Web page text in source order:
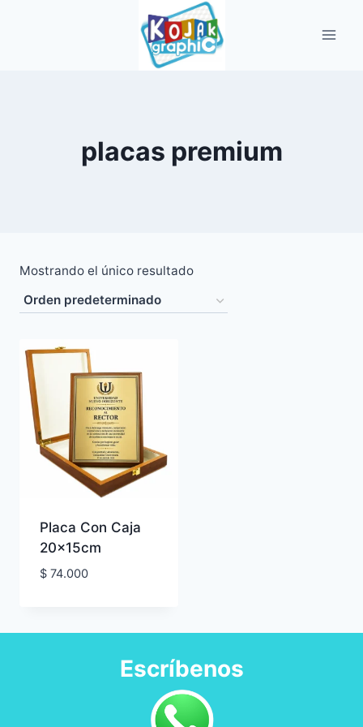
placas premium
Mostrando el único resultado
Placa Con Caja
20x15cm
$74.000
Escríbenos